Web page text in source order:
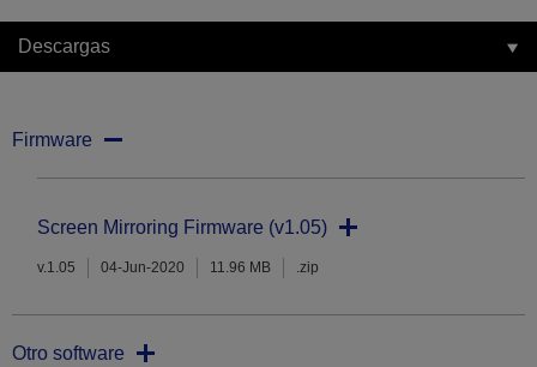
Descargas
Firmware
Screen Mirroring Firmware (v1.05)
v.1.05 04-Jun-2020 11.96 MB .zip
Otro software